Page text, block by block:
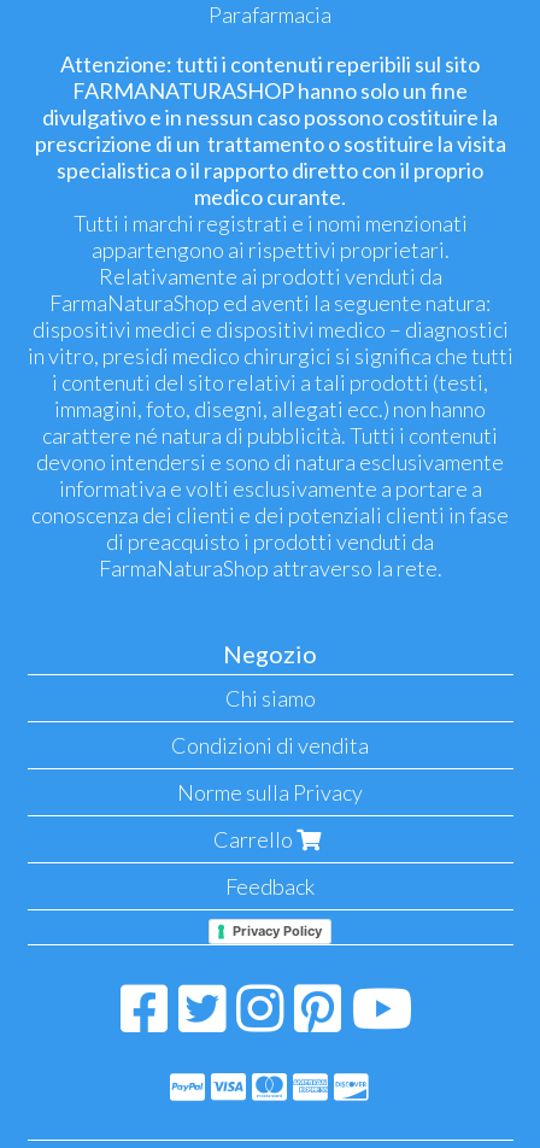
Parafarmacia
Attenzione: tutti i contenuti reperibili sul sito
FARMANATURASHOP hanno solo un fine
divulgativo e in nessun caso possono costituire la
prescrizione di un trattamento o sostituire la visita
specialistica o il rapporto diretto con il proprio
medico curante.
Tutti i marchi registrati e i nomi menzionati
appartengono ai rispettivi proprietari.
Relativamente ai prodotti venduti da
FarmaNaturaShop ed aventi la seguente natura:
dispositivi medici e dispositivi medico – diagnostici
in vitro, presidi medico chirurgici si significa che tutti
i contenuti del sito relativi a tali prodotti (testi,
immagini, foto, disegni, allegati ecc.) non hanno
carattere né natura di pubblicità. Tutti i contenuti
devono intendersi e sono di natura esclusivamente
informativa e volti esclusivamente a portare a
conoscenza dei clienti e dei potenziali clienti in fase
di preacquisto i prodotti venduti da
FarmaNaturaShop attraverso la rete.
Negozio
Chi siamo
Condizioni di vendita
Norme sulla Privacy
Carrello
Feedback
Privacy Policy